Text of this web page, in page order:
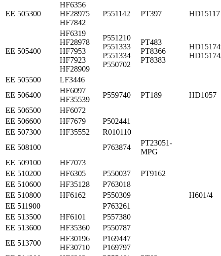
ЕЕ 505300
HF6356
HF28975
HF7842
P551142 PT397 HD15117
ЕЕ 505400
HF6319
HF28978
HF7953
HF7923
HF28909
P551210
P551333
P551334
P550702
PT483
PT8366
PT8383
ЕЕ 505500
LF3446
ЕЕ 506400
HF6097
HF35539
P559740 PT189
HD1057
ЕЕ 506500
HF6072
ЕЕ 506600
HF7679
P502441
ЕЕ 507300
HF35552
R010110
ЕЕ 508100
P763874
PT23051-
MPG
ЕЕ 509100
HF7073
ЕЕ 510200
HF6305 P550037
PT9162
ЕЕ 510600
HF35128
P763018
ЕЕ 510800
HF6162 P550309
H601/4
ЕЕ 511900
P763261
ЕЕ 513500
HF6101
P557380
ЕЕ 513600
HF35360
P550787
ЕЕ 513700
HF30196
HF30710
P169447
P169797